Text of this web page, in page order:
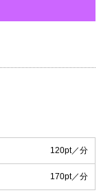
120pt／分
170pt／分